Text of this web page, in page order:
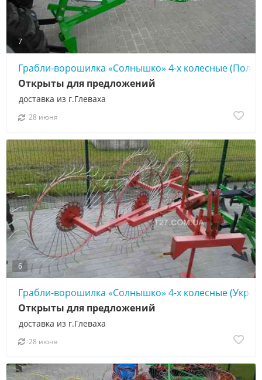
7
Грабли-ворошилка «Солнышко» 4-х колесные
доставка из г.Глеваха
Открыты для предложений
28 июня
6
Грабли-ворошилка «Солнышко» 4-х колесные
доставка из г.Глеваха
Открыты для предложений
28 июня